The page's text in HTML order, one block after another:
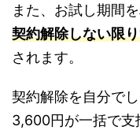
また、お試し期間
契約解除しない限
されます。
契約解除を自分で
3,600円が一括で支